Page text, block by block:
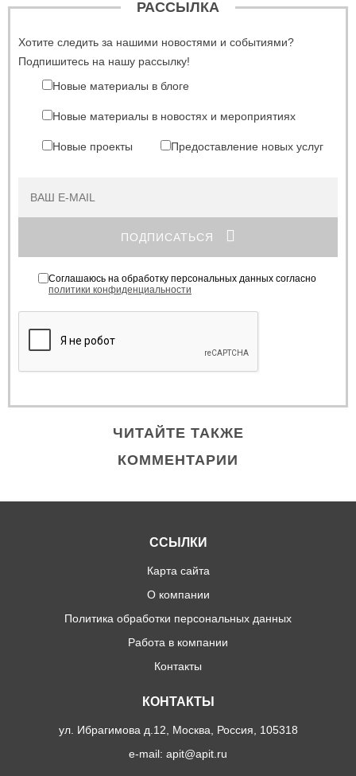
РАССЫЛКА
Хотите следить за нашими новостями и событиями?
Подпишитесь на нашу рассылку!
Новые материалы в блоге
Новые материалы в новостях и мероприятиях
Новые проекты Предоставление новых услуг
ПОДПИСАТЬСЯ
Соглашаюсь на обработку персональных данных согласно
политики конфиденциальности
ЧИТАЙТЕ ТАКЖЕ
КОММЕНТАРИИ
ССЫЛКИ
Карта сайта
О компании
Политика обработки персональных данных
Работа в компании
Контакты
КОНТАКТЫ
ул. Ибрагимова д.12, Москва, Россия, 105318
e-mail: apit@apit.ru